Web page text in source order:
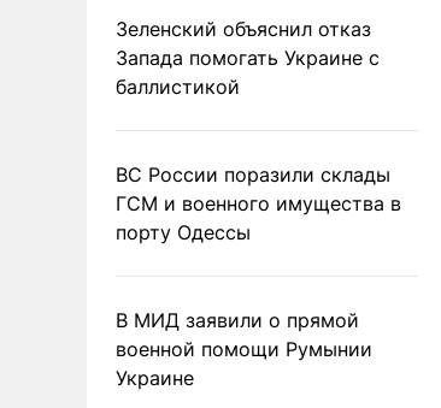
Зеленский объяснил отказ
Запада помогать Украине с
баллистикой
ВС России поразили склады
ГСМ и военного имущества в
порту Одессы
В МИД заявили о прямой
военной помощи Румынии
Украине